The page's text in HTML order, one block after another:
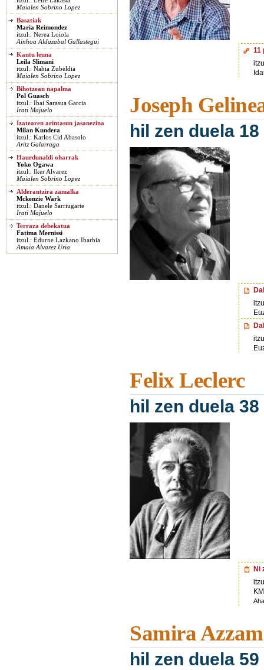
11
Joseph
hil zen duela
Felix Leclerc
hil zen duela
Ni
Samira Azzam
hil zen duela
Maialen Sobrino Lopez
Basatiak
Maria Reimondez
itzul.: Nerea Loiola
Ainhoa Aldazabal Gallastegui
Kantu leuna
Leila Slimani
itzul.: Nahia Zubeldia
Maialen Sobrino Lopez
Bihotzean napalma
Pol Guasch
itzul.: Ibai Sarasua Garcia
Irati Majuelo
Izatearen arintasun jasanezina
Milan Kundera
itzul.: Karlos Cid Abasolo
Aritz Galarraga
Haurdunaldi oharrak
Yoko Ogawa
itzul.: Iker Alvarez
Maialen Sobrino Lopez
Alderantzira zamalka
Mckenzie Wark
itzul.: Danele Sarriugarte
Irati Majuelo
Terraza debekatua
Fatima Mernissi
itzul.: Edurne Lazkano Ibarbia
Amaia Alvarez Uria